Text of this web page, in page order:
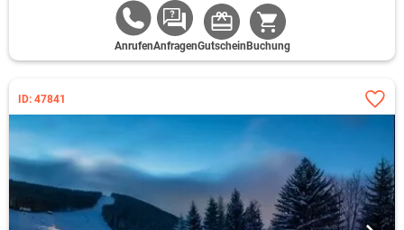
AnrufenAnfragenGutschein Buchung
ID: 47841